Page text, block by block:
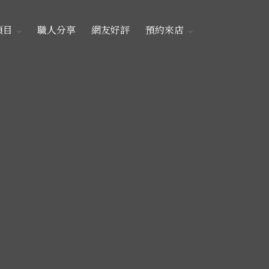
職人分享 網友好評 預約來店